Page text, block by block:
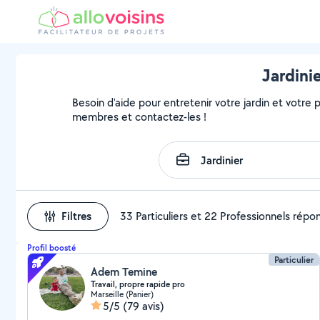
Besoin d'aide pour entretenir votre jardin et votre
membres et contactez-les !
Filtres 33 Particuliers et 22 Professionnels
Profil boosté
Particulier
Adem Temine
Travail, propre rapide pro
Marseille (Panier)
5/5 (79 avis)